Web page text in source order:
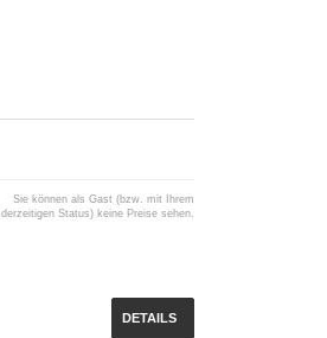
Sie können als Gast (bzw. mit Ihrem
derzeitigen Status) keine Preise sehen.
DETAILS